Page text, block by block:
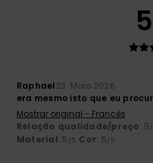
5
Raphael23. Maio 2026
era mesmo isto que eu
Mostrar original - Francês
Relação qualidade/preço: 5
Material: 5 /5 Cor: 5/5